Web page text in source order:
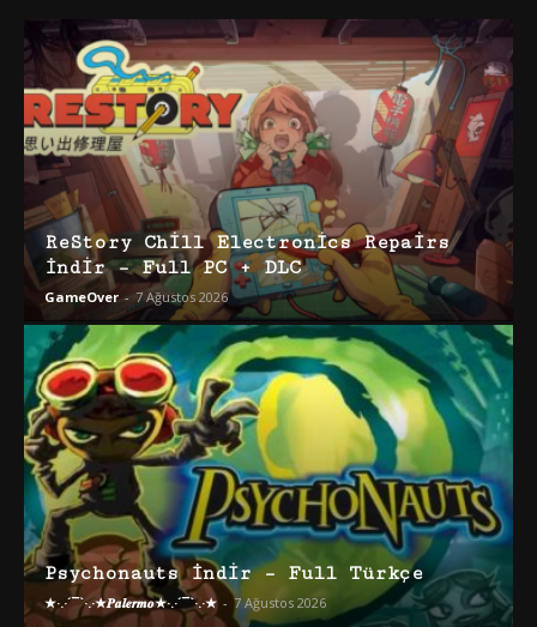
ReStory Chill Electronics Repairs
İndir – Full PC + DLC
GameOver - 7 Ağustos 2026
Psychonauts İndir – Full Türkçe
★·.·´¯`·.·★𝑷𝒂𝒍𝒆𝒓𝒎𝒐★·.·´¯`·.·★ - 7 Ağustos 2026